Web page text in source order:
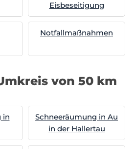
Eisbeseitigung
Notfallmaßnahmen
von 50 km
in
Schneeräumung in Au
in der Hallertau